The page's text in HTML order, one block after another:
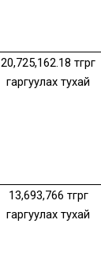
20,725,162.18 төгрөг
гаргуулах тухай
13,693,766 төгрөг
гаргуулах тухай